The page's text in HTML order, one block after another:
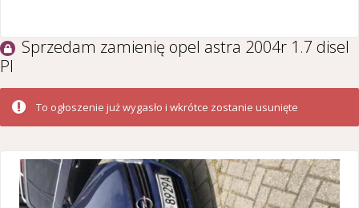
Sprzedam zamienię opel astra 2004r 1.7 disel
Pl
To ogłoszenie już wygasło i wkrótce zostanie usunięte